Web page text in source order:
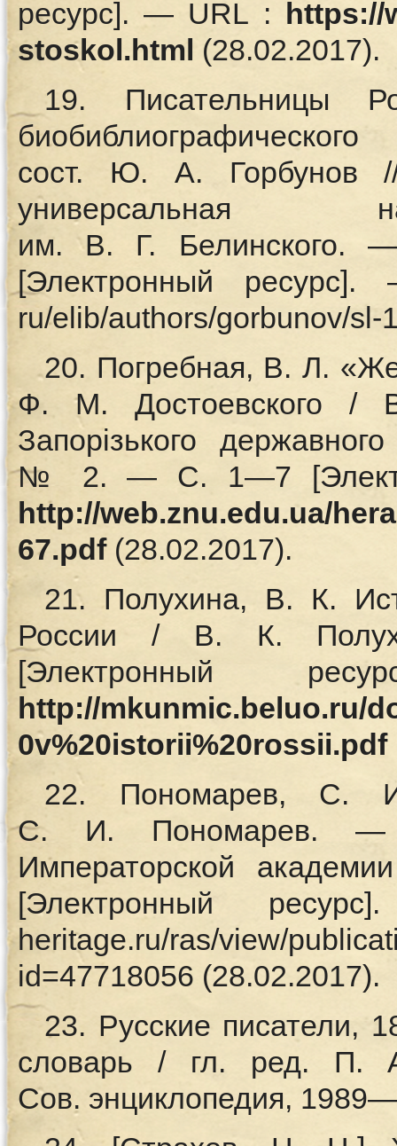
ресурс]. — URL : https://
stoskol.html (28.02.2017).
19. Писательницы
сост. Ю. А. Горбунов //
универсальная
им. В. Г. Белинского. —
[Электронный
ru/elib/authors/gorbunov/sl-
20. Погребная, В. Л.
Ф. М. Достоевского /
Запорiзького
№ 2. — С. 1—7
http://web.znu.edu.ua/
67.pdf(28.02.2017).
21. Полухина, В. К.
России / В. К.
[Электронный
http://mkunmic.beluo.ru/
0v%20istorii%20rossii.pdf
22. Пономарев, С.
С. И. Пономарев. —
Императорской
[Электронный
heritage.ru/ras/view/
id=47718056 (28.02.2017).
23. Русские писатели,
словарь / гл. ред. П.
Сов. энциклопедия,